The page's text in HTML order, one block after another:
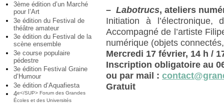
3ème édition d’un Marché
pour l’Art
3e édition du Festival de
théâtre amateur
3e édition du Festival de la
scène ensemble
3e course populaire
pédestre
3e édition Festival Graine
d’Humour
3e édition d’Aquafiesta
4e</SUP> Forum des Grandes
Écoles et des Universités
– Labotrucs, ateliers
Initiation à
Accompagné de l’artiste
numérique (objets
Mercredi 17 février, 14 h /
Inscription obligatoire au
ou par mail :
Gratuit